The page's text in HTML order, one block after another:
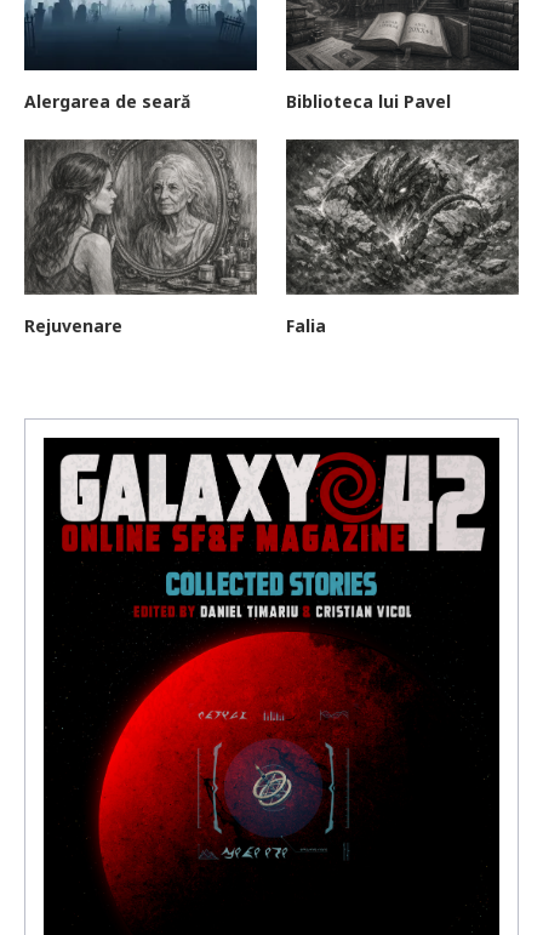
Alergarea de seară Biblioteca lui Pavel
Rejuvenare Falia